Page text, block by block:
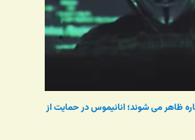
ظاهر می شوند؛ انانیموس در حمایت از